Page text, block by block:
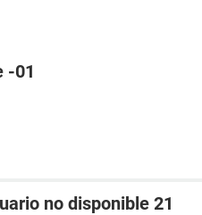
-01
no disponible 21